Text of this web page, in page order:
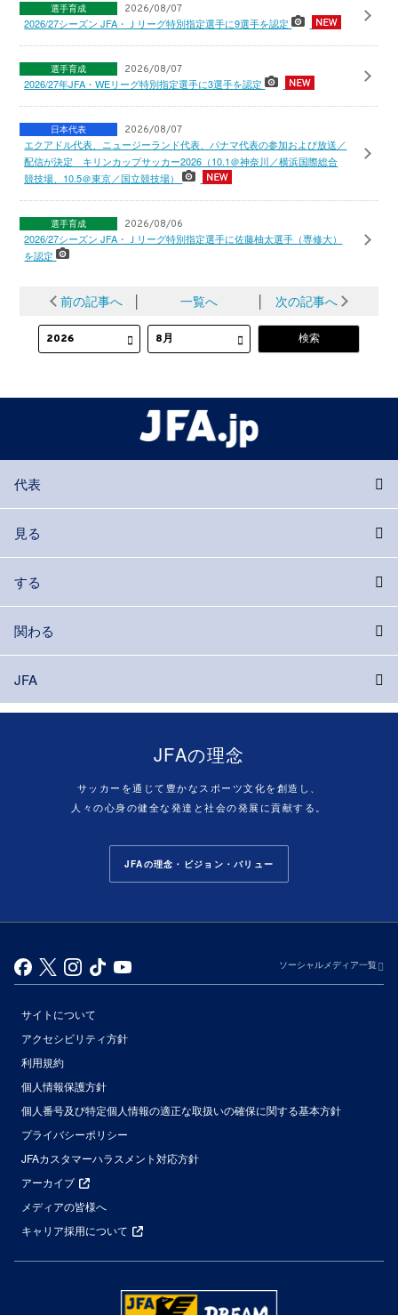
選手育成 2026/08/07
2026/27シーズン JFA・Ｊリーグ特別指定選手に9選手を認定
選手育成 2026/08/07
2026/27年JFA・WEリーグ特別指定選手に3選手を認定
日本代表 2026/08/07
エクアドル代表、ニュージーランド代表、パナマ代表の参加および放送／
配信が決定 キリンカップサッカー2026（10.1＠神奈川／横浜国際総合
競技場、10.5＠東京／国立競技場）
選手育成 2026/08/06
2026/27シーズン JFA・Ｊリーグ特別指定選手に佐藤柚太選手（専修大）
を認定
前の記事へ │ 一覧へ │ 次の記事へ
代表
見る
する
関わる
JFA
JFAの理念
サッカーを通じて豊かなスポーツ文化を創造し、
人々の心身の健全な発達と社会の発展に貢献する。
JFAの理念・ビジョン・バリュー
ソーシャルメディア一覧
サイトについて
アクセシビリティ方針
利用規約
個人情報保護方針
個人番号及び特定個人情報の適正な取扱いの確保に関する基本方針
プライバシーポリシー
JFAカスタマーハラスメント対応方針
アーカイブ
メディアの皆様へ
キャリア採用について